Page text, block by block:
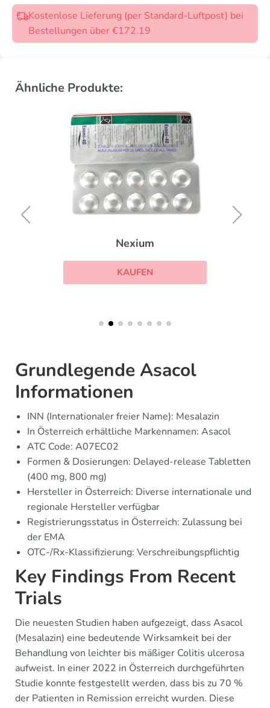
Kostenlose Lieferung (per Standard-Luftpost) bei
Bestellungen über €172.19
Ähnliche Produkte:
Nexium
KAUFEN
Grundlegende Asacol
Informationen
INN (Internationaler freier Name): Mesalazin
In Österreich erhältliche Markennamen: Asacol
ATC Code: A07EC02
Formen & Dosierungen: Delayed-release Tabletten
(400 mg, 800 mg)
Hersteller in Österreich: Diverse internationale und
regionale Hersteller verfügbar
Registrierungsstatus in Österreich: Zulassung bei
der EMA
OTC-/Rx-Klassifizierung: Verschreibungspflichtig
Key Findings From Recent
Trials
Die neuesten Studien haben aufgezeigt, dass Asacol
(Mesalazin) eine bedeutende Wirksamkeit bei der
Behandlung von leichter bis mäßiger Colitis ulcerosa
aufweist. In einer 2022 in Österreich durchgeführten
Studie konnte festgestellt werden, dass bis zu 70 %
der Patienten in Remission erreicht wurden. Diese